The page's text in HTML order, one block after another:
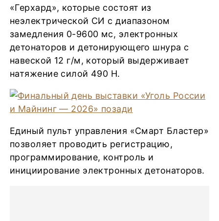
«Герхард», которые состоят из
неэлектрической СИ с диапазоном
замедления 0-9600 мс, электронных
детонаторов и детонирующего шнура с
навеской 12 г/м, который выдерживает
натяжение силой 490 Н.
Единый пульт управления «Смарт Бластер»
позволяет проводить регистрацию,
программирование, контроль и
инициирование электронных детонаторов.